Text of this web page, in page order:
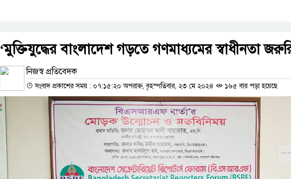
‘মুক্তিযুদ্ধের বাংলাদেশ গড়তে গণমাধ্যমের স্বাধীনতা
নিজস্ব প্রতিবেদক
সংবাদ প্রকাশের সময় : ০৭:১৫:২০ অপরাহ্ন, বৃহস্পতিবার, ২৩ মে ২০২৪ ১৬৫ বার পড়া হয়েছে